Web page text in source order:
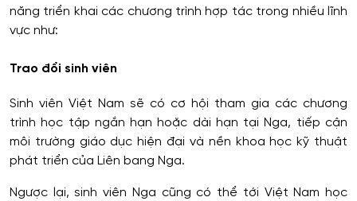
năng triển khai các chương trình hợp tác trong nhiều lĩnh
vực như:
Trao đổi sinh viên
Sinh viên Việt Nam sẽ có cơ hội tham gia các chương
trình học tập ngắn hạn hoặc dài hạn tại Nga, tiếp cận
môi trường giáo dục hiện đại và nền khoa học kỹ thuật
phát triển của Liên bang Nga.
Ngược lại, sinh viên Nga cũng có thể tới Việt Nam học